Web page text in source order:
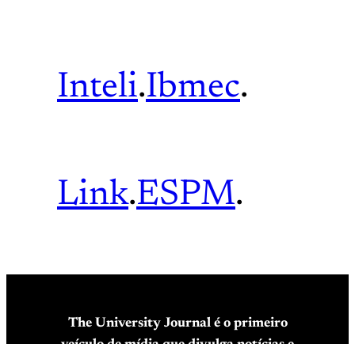
Inteli.Ibmec.
Link.ESPM.
The University Journal é o primeiro